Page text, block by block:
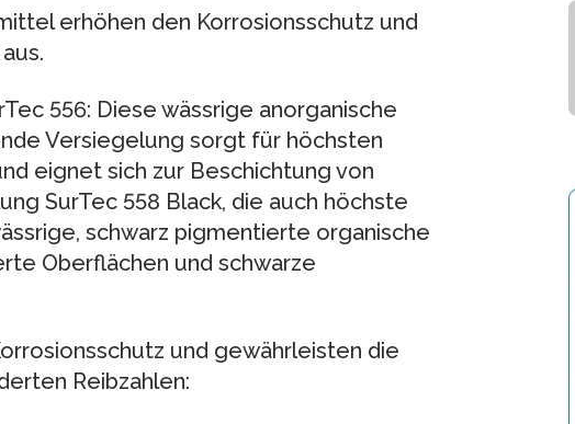
erhöhen den Korrosionsschutz und
556: Diese wässrige anorganische
Versiegelung sorgt für höchsten
eignet sich zur Beschichtung von
SurTec 558 Black, die auch höchste
schwarz pigmentierte organische
Oberflächen und schwarze
und gewährleisten die
Reibzahlen: